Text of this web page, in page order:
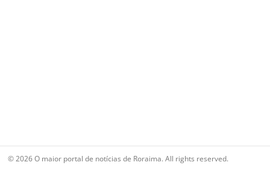
© 2026 O maior portal de notícias de Roraima. All rights reserved.